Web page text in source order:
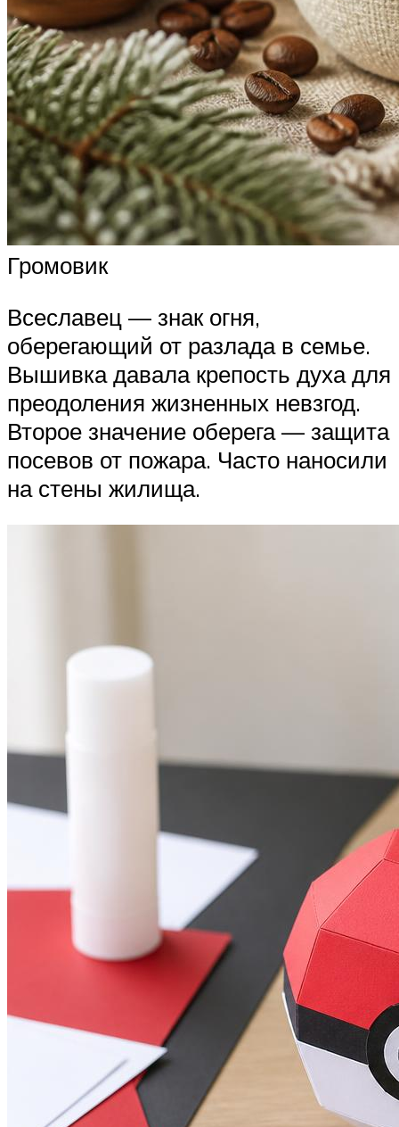
Громовик
Всеславец — знак огня,
оберегающий от разлада в семье.
Вышивка давала крепость духа для
преодоления жизненных невзгод.
Второе значение оберега — защита
посевов от пожара. Часто наносили
на стены жилища.